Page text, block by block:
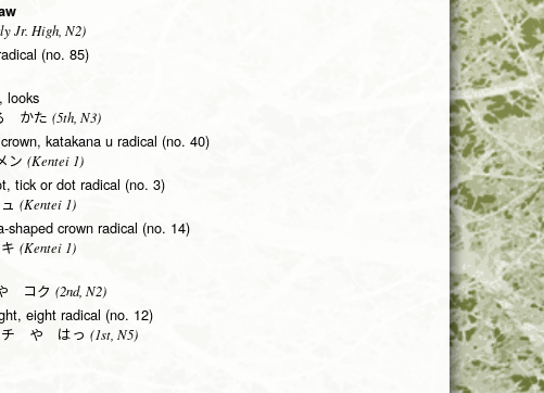
Jr. High, N2)
(no. 85)
looks
かた (5th, N3)
katakana u radical (no. 40)
ン (Kentei 1)
tick or dot radical (no. 3)
(Kentei 1)
shaped crown radical (no. 14)
(Kentei 1)
コク (2nd, N2)
eight radical (no. 12)
チ や はっ (1st, N5)